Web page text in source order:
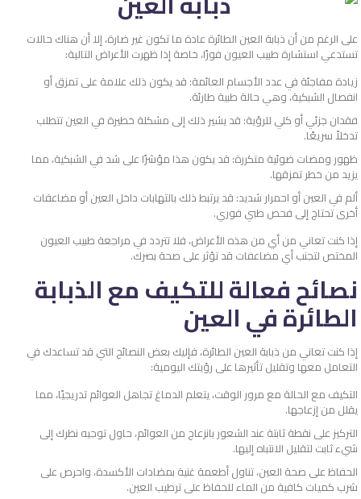
على الرغم من أن ذبابة العين الطائرة عادة ما تكون غير ضارة، إلا أن هناك حالات
تستدعي استشارة طبيب العيون فورًا، خاصة إذا ظهرت الأعراض التالية:
زيادة مفاجئة في عدد الأجسام العائمة: قد يكون ذلك علامة على تمزق أو
انفصال الشبكية، وهي حالة طبية طارئة.
فقدان جزئي أو كلي للرؤية: قد يشير ذلك إلى مشكلة خطيرة في العين تتطلب
تدخلاً سريعًا.
ظهور ومضات ضوئية متكررة: قد يكون هذا مؤشرًا على شد في الشبكية، مما
يزيد من خطر تمزقها.
ألم في العين أو احمرار شديد: قد يرتبط ذلك بالتهابات داخل العين أو مضاعفات
أخرى تحتاج إلى فحص طبي فوري.
إذا كنت تعاني من أي من هذه الأعراض، فلا تتردد في مراجعة طبيب العيون
المختص لتجنب أي مضاعفات قد تؤثر على صحة بصرك.
نصائح فعالة للتكيف مع الذبابة
الطائرة في العين
إذا كنت تعاني من ذبابة العين الطائرة، فإليك بعض النصائح التي قد تساعدك في
التعامل معها وتقليل تأثيرها على رؤيتك اليومية:
التكيف مع الحالة مع مرور الوقت، يتعلم الدماغ تجاهل العوائم تدريجيًا، مما
يقلل من إزعاجها.
التركيز على نقطة ثابتة عند الشعور بانزعاج من العوائم، حاول توجيه نظرك إلى
شيء ثابت لتقليل الانتباه إليها.
الحفاظ على صحة العين، تناول أطعمة غنية بمضادات الأكسدة، واحرص على
شرب كميات كافية من الماء للحفاظ على ترطيب العين.